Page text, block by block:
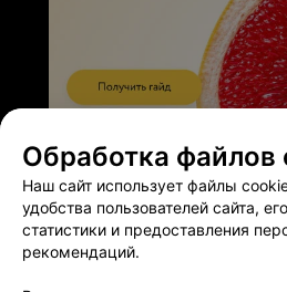
Обработка файлов
Наш сайт использует файлы
удобства пользователей сайта,
статистики и предоставления
рекомендаций.